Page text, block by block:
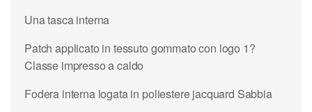
Una tasca interna
Patch applicato in tessuto gommato con logo 1?
Classe impresso a caldo
Fodera interna logata in poliestere jacquard Sabbia